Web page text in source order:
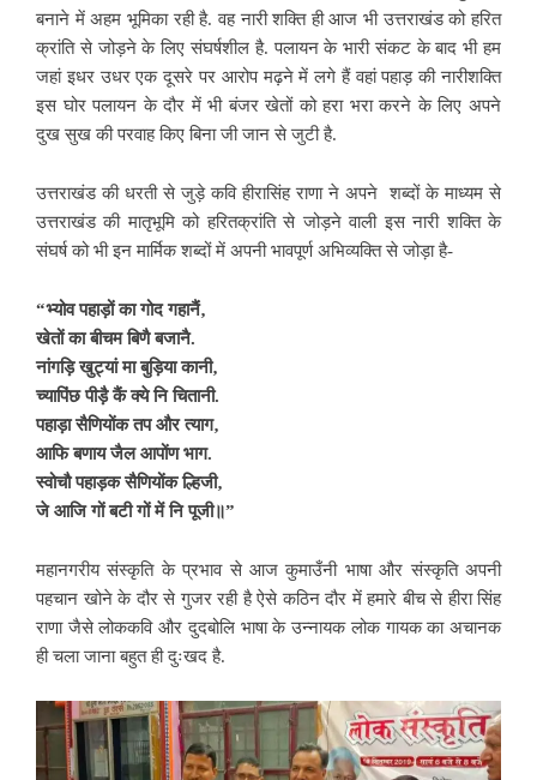
बनाने में अहम भूमिका रही है.वह नारी शक्ति ही आज भी उत्तराखंड को हरित
क्रांति से जोड़ने के लिए संघर्षशील है. पलायन के भारी संकट के बाद भी हम
जहां इधर उधर एक दूसरे पर आरोप मढ़ने में लगे हैं वहां पहाड़ की नारीशक्ति
इस घोर पलायन के दौर में भी बंजर खेतों को हरा भरा करने के लिए अपने
दुख सुख की परवाह किए बिना जी जान से जुटी है.
उत्तराखंड की धरती सेजुड़े कवि हीरासिंह राणा ने अपने शब्दों के माध्यम से
उत्तराखंड की मातृभूमि को हरितक्रांति से जोड़ने वाली इस नारी शक्ति के
संघर्ष को भी इन मार्मिक शब्दों में अपनी भावपूर्ण अभिव्यक्ति से जोड़ा है-
“भ्योव पहाड़ों का गोद गहानैं‚
खेतों का बीचम बिणै बजानै.
नांगड़ि खुट्यां मा बुड़िया कानी‚
च्यापिंछ पीड़ै कैं क्ये नि चितानी.
पहाड़ा सैणियोंक तप और त्याग‚
आफि बणाय जैल आपोंण भाग.
स्वोचौ पहाड़क सैणियोंक ल्हिजी‚
जे आजि गों बटी गों में नि पूजी॥”
महानगरीय संस्कृति के प्रभाव से आज कुमाउँनी भाषाऔर संस्कृति अपनी
पहचान खोने के दौर से गुजर रही है ऐसे कठिन दौर में हमारे बीच से हीरा सिंह
राणा जैसे लोककवि और दुदबोलि भाषा के उन्नायक लोक गायक का अचानक
ही चला जाना बहुत ही दुःखद है.